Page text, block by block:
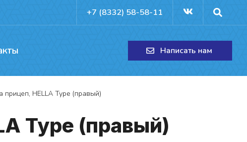
+7 (8332) 58-58-11
Написать нам
HELLA Type (правый)
Type (пра­вый)